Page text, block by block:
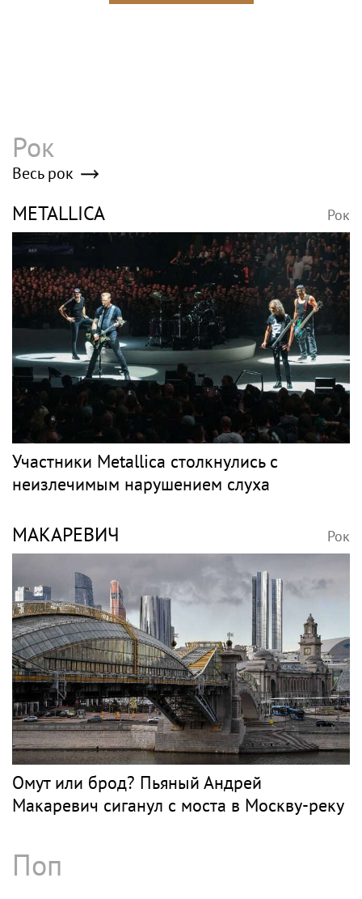
Рок
Весь рок
METALLICA Рок
Участники Metallica столкнулись с
неизлечимым нарушением слуха
МАКАРЕВИЧ Рок
Омут или брод? Пьяный Андрей
Макаревич сиганул с моста в Москву-реку
Поп